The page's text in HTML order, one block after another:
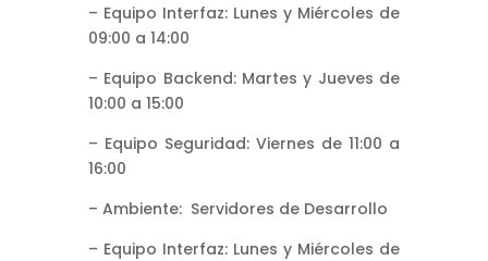
– Equipo Interfaz: Lunes y Miércoles de
09:00 a 14:00
– Equipo Backend: Martes y Jueves de
10:00 a 15:00
– Equipo Seguridad: Viernes de 11:00 a
16:00
– Ambiente: Servidores de Desarrollo
– Equipo Interfaz: Lunes y Miércoles de